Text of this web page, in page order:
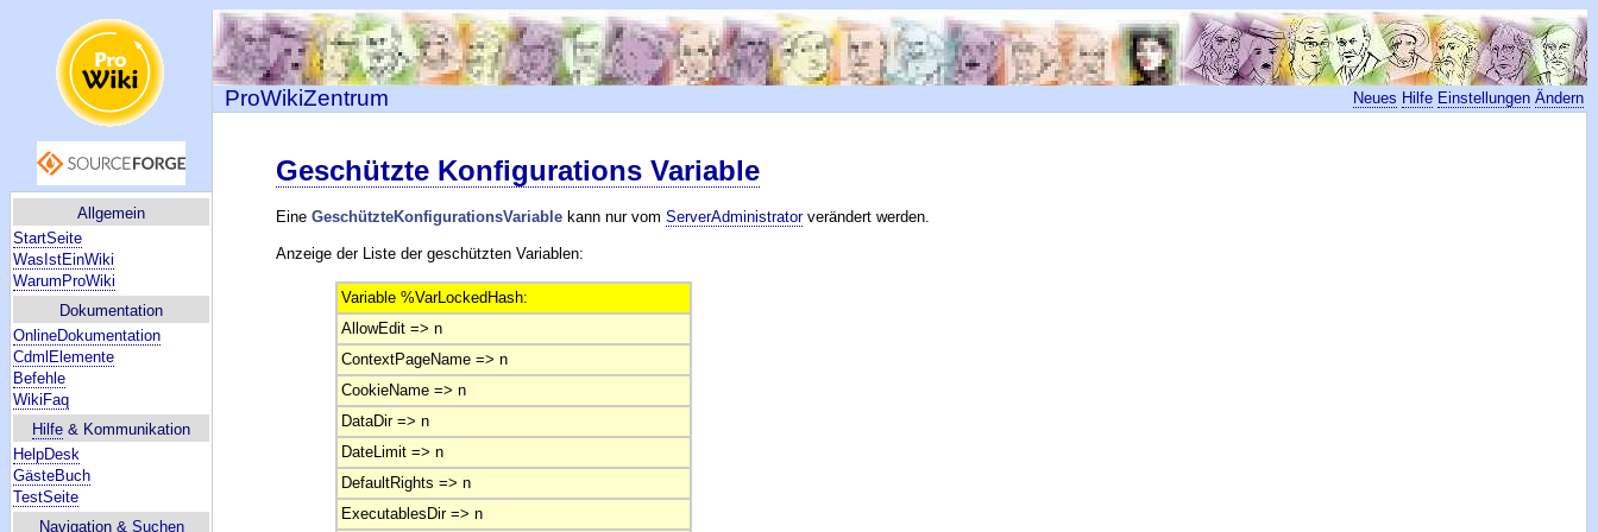
Allgemein
StartSeite
WasIstEinWiki
WarumProWiki
Dokumentation
OnlineDokumentation
CdmlElemente
Befehle
WikiFaq
Hilfe & Kommunikation
HelpDesk
GästeBuch
TestSeite
Navigation & Suchen
ProWikiZentrum Neues Hilfe Einstellungen Ändern
Geschützte Konfigurations Variable
EineGeschützteKonfigurationsVariable kann nur vomServerAdministratorverändert werden.
Anzeige der Liste der geschützten Variablen:
Variable %VarLockedHash:
AllowEdit => n
ContextPageName => n
CookieName => n
DataDir => n
DateLimit => n
DefaultRights => n
ExecutablesDir => n